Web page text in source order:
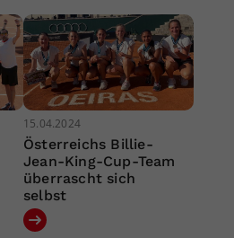
15.04.2024
Österreichs Billie-
Jean-King-Cup-Team
überrascht sich
selbst